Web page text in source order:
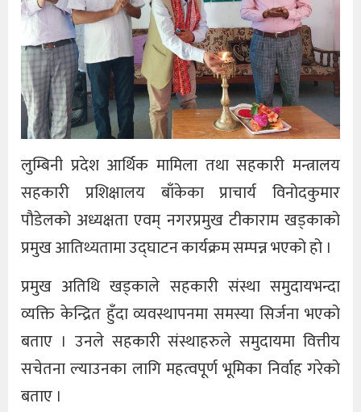
लुम्बिनी प्रदेश आर्थिक मामिला तथा सहकारी मन्त्रालय
सहकारी प्रशिक्षालय बाँकेका प्राचार्य विनोदकुमार
पौडेलको अध्यक्षता एवम् नगरप्रमुख टीकाराम खड्काको
प्रमुख आतिथ्यतामा उद्घाटन कार्यक्रम सम्पन्न भएको हो ।
प्रमुख अतिथि खड्काले सहकारी संस्था समुदायभन्दा
व्यक्ति केन्द्रित हुँदा व्यवस्थापनमा समस्या सिर्जना भएको
बताए । उनले सहकारी संस्थाहरुले समुदायमा वित्तीय
सचेतना ल्याउनका लागि महत्वपूर्ण भूमिका निर्वाह गरेको
बताए ।